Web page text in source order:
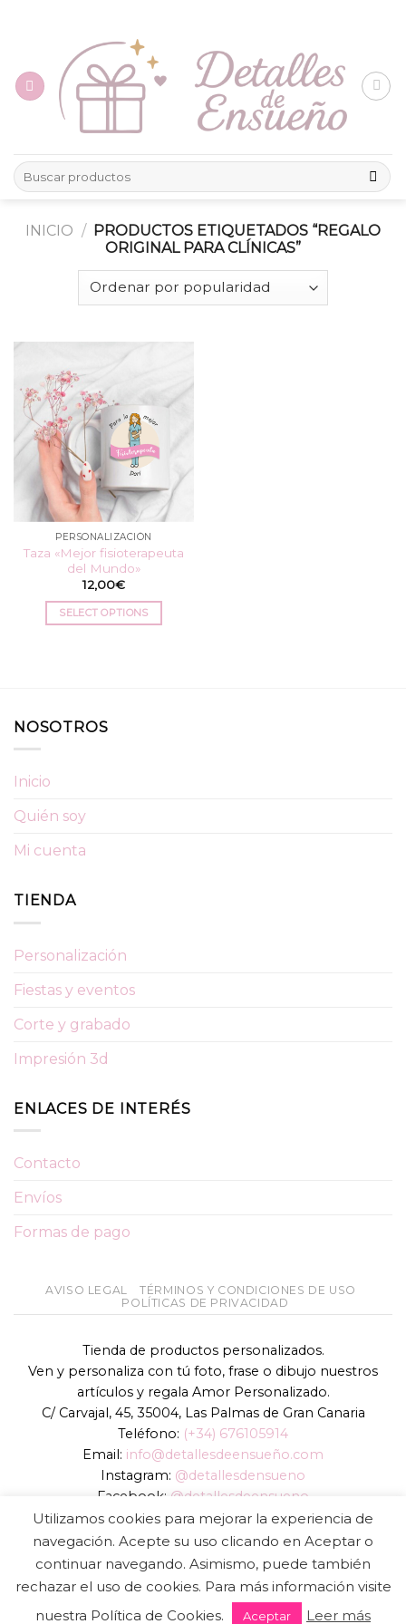
Buscar
por:
INICIO / PRODUCTOS ETIQUETADOS “REGALO
ORIGINAL PARA CLÍNICAS”
PERSONALIZACIÓN
Taza «Mejor fisioterapeuta
del Mundo»
12,00€
SELECT OPTIONS
NOSOTROS
Inicio
Quién soy
Mi cuenta
TIENDA
Personalización
Fiestas y eventos
Corte y grabado
Impresión 3d
ENLACES DE INTERÉS
Contacto
Envíos
Formas de pago
AVISO LEGAL
TÉRMINOS Y CONDICIONES DE USO
POLÍTICAS DE PRIVACIDAD
Tienda de productos personalizados.
Ven y personaliza con tú foto, frase o dibujo nuestros
artículos y regala Amor Personalizado.
C/ Carvajal, 45, 35004, Las Palmas de Gran Canaria
Teléfono: (+34) 676105914
Email: info@detallesdeensueño.com
Instagram: @detallesdensueno
Facebook: @detallesdeensueno
TikTok: @detallesdensueno
Página web:www.detallesdeensueño.com
Copyright 2026 © DIGALOWEB.COM
Utilizamos cookies para mejorar la experiencia de
navegación. Acepte su uso clicando en Aceptar o
continuar navegando. Asimismo, puede también
rechazar el uso de cookies. Para más información visite
nuestra Política de Cookies.
Aceptar Leer más